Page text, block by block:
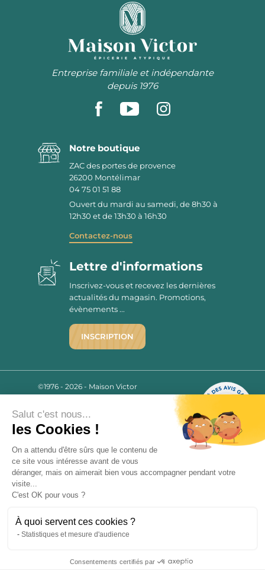
ÉPICERIE ATYPIQUE
Entreprise familiale et indépendante
depuis 1976
Notre boutique
ZAC des portes de provence
26200 Montélimar
04 75 01 51 88
Ouvert du mardi au samedi, de 8h30 à
12h30 et de 13h30 à 16h30
Contactez-nous
2780 AVIS
Lettre d'informations
Inscrivez-vous et recevez les dernières
actualités du magasin. Promotions,
évènements ...
INSCRIPTION
©1976 - 2026 - Maison Victor
Mentions légales
C.G.V.
FAQ
Livraisons
modération. La vente d’alcool est strictement interdite aux mineurs.
»
Salut c'est nous...
les Cookies !
On a attendu d'être sûrs que le contenu de
ce site vous intéresse avant de vous
déranger, mais on aimerait bien vous accompagner pendant votre
visite...
C'est OK pour vous ?
À quoi servent ces cookies ?
Statistiques et mesure d'audience
Consentements certifiés par